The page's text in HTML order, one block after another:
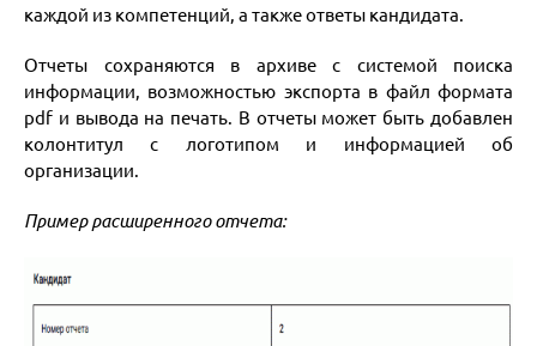
каждой из компетенций, а также ответы кандидата.
Отчеты сохраняются в архиве с системой поиска
информации, возможностью экспорта в файл формата
pdf и вывода на печать. В отчеты может быть добавлен
колонтитул с логотипом и информацией об
организации.
Пример расширенного отчета: